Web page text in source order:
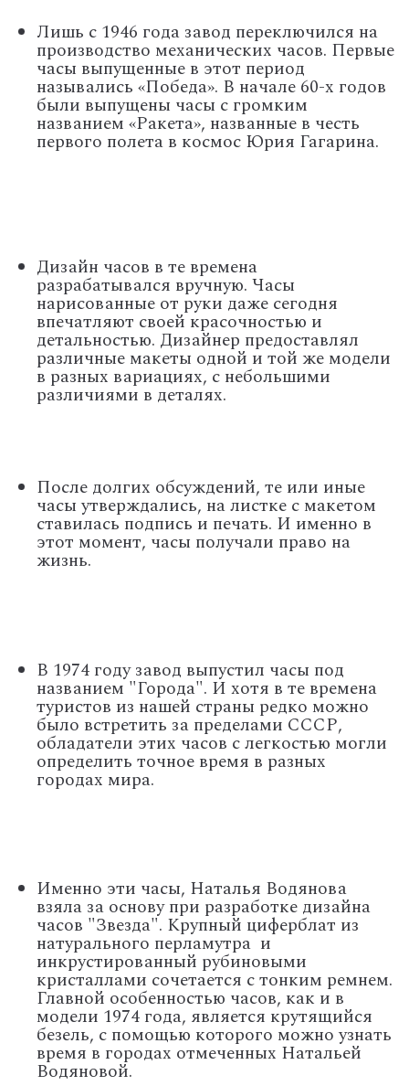
Лишь с 1946 года завод переключился на
производство механических часов. Первые
часы выпущенные в этот период
назывались «Победа». В начале 60-х годов
были выпущены часы с громким
названием «Ракета», названные в честь
первого полета в космос Юрия Гагарина.
Дизайн часов в те времена
разрабатывался вручную. Часы
нарисованные от руки даже сегодня
впечатляют своей красочностью и
детальностью. Дизайнер предоставлял
различные макеты одной и той же модели
в разных вариациях, с небольшими
различиями в деталях.
После долгих обсуждений, те или иные
часы утверждались, на листке с макетом
ставилась подпись и печать. И именно в
этот момент, часы получали право на
жизнь.
В 1974 году завод выпустил часы под
названием "Города". И хотя в те времена
туристов из нашей страны редко можно
было встретить за пределами СССР,
обладатели этих часов с легкостью могли
определить точное время в разных
городах мира.
Именно эти часы, Наталья Водянова
взяла за основу при разработке дизайна
часов "Звезда". Крупный циферблат из
натурального перламутра и
инкрустированный рубиновыми
кристаллами сочетается с тонким ремнем.
Главной особенностью часов, как и в
модели 1974 года, является крутящийся
безель, с помощью которого можно узнать
время в городах отмеченных Натальей
Водяновой.